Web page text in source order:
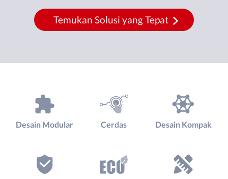
Temukan Solusi yang Tepat
Desain Modular Cerdas Desain Kompak